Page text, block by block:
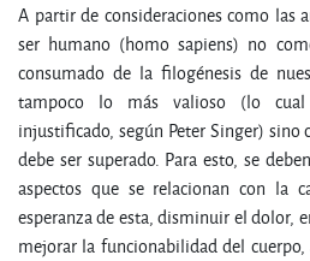
A partir de consideraciones como las
ser humano (homo sapiens) no
consumado de la filogénesis de
tampoco lo más valioso (lo cual
injustificado, según Peter Singer) sino
debe ser superado. Para esto, se
aspectos que se relacionan con la
esperanza de esta, disminuir el dolor,
mejorar la funcionabilidad del